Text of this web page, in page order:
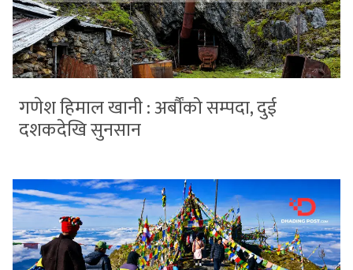
गणेश हिमाल खानी : अर्बौंको सम्पदा, दुई
दशकदेखि सुनसान